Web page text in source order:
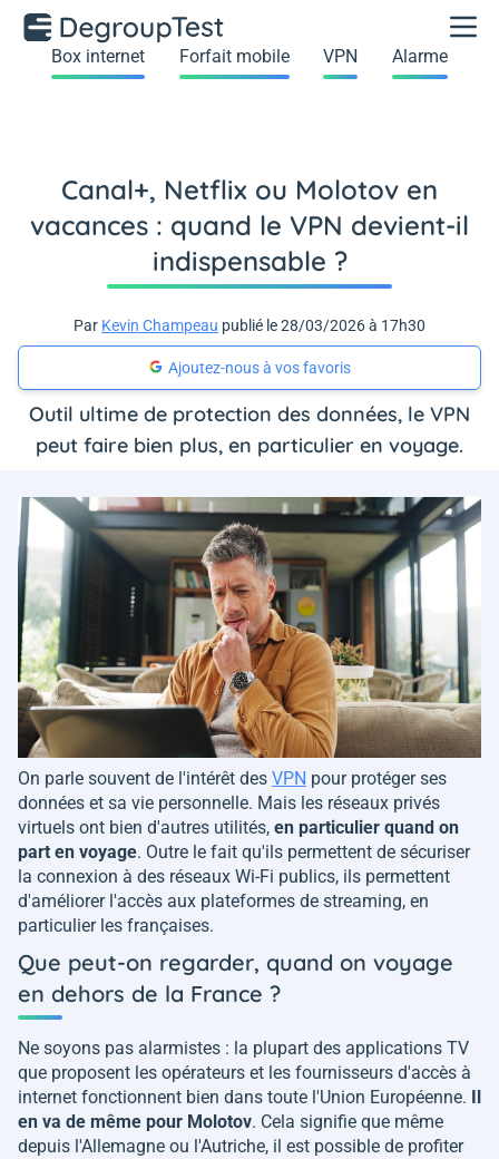
Box internet Forfait mobile VPN Alarme
Canal+, Netflix ou Molotov en
vacances : quand le VPN devient-il
indispensable ?
Par Kevin Champeau publié le 28/03/2026 à 17h30
Ajoutez-nous à vos favoris
Outil ultime de protection des données, le VPN
peut faire bien plus, en particulier en voyage.
On parle souvent de l'intérêt des VPN pour protéger ses
données et sa vie personnelle. Mais les réseaux privés
virtuels ont bien d'autres utilités, en particulier quand on
part en voyage. Outre le fait qu'ils permettent de sécuriser
la connexion à des réseaux Wi-Fi publics, ils permettent
d'améliorer l'accès aux plateformes de streaming, en
particulier les françaises.
Que peut-on regarder, quand on voyage
en dehors de la France ?
Ne soyons pas alarmistes : la plupart des applications TV
que proposent les opérateurs et les fournisseurs d'accès à
internet fonctionnent bien dans toute l'Union Européenne. Il
en va de même pour Molotov. Cela signifie que même
depuis l'Allemagne ou l'Autriche, il est possible de profiter